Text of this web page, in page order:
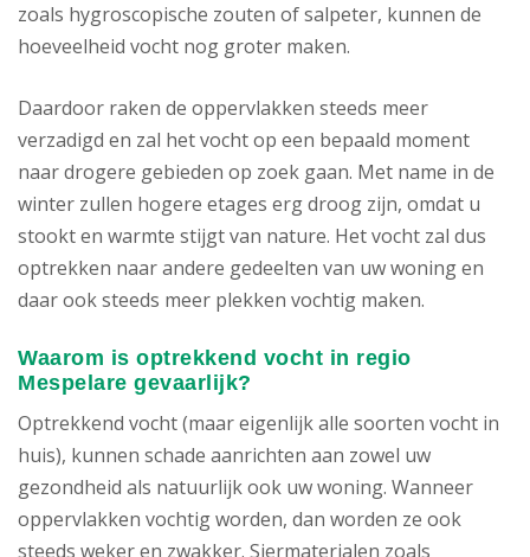
zoals hygroscopische zouten of salpeter, kunnen de
hoeveelheid vocht nog groter maken.
Daardoor raken de oppervlakken steeds meer
verzadigd en zal het vocht op een bepaald moment
naar drogere gebieden op zoek gaan. Met name in de
winter zullen hogere etages erg droog zijn, omdat u
stookt en warmte stijgt van nature. Het vocht zal dus
optrekken naar andere gedeelten van uw woning en
daar ook steeds meer plekken vochtig maken.
Waarom is optrekkend vocht in regio
Mespelare gevaarlijk?
Optrekkend vocht (maar eigenlijk alle soorten vocht in
huis), kunnen schade aanrichten aan zowel uw
gezondheid als natuurlijk ook uw woning. Wanneer
oppervlakken vochtig worden, dan worden ze ook
steeds weker en zwakker. Siermaterialen zoals